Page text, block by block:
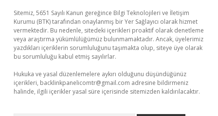
Sitemiz, 5651 Sayılı Kanun gereğince Bilgi Teknolojileri ve İletişim
Kurumu (BTK) tarafından onaylanmış bir Yer Sağlayıcı olarak hizmet
vermektedir. Bu nedenle, sitedeki içerikleri proaktif olarak denetleme
veya araştırma yükümlülüğümüz bulunmamaktadır. Ancak, üyelerimiz
yazdıkları içeriklerin sorumluluğunu taşımakta olup, siteye üye olarak
bu sorumluluğu kabul etmiş sayılırlar.
Hukuka ve yasal düzenlemelere aykırı olduğunu düşündüğünüz
içerikleri, backlinkpanelicomtr@gmail.com adresine bildirmeniz
halinde, ilgili içerikler yasal süre içerisinde sitemizden kaldırılacaktır.